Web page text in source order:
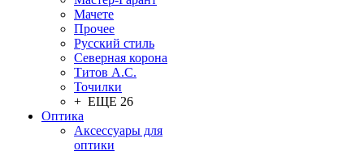
Мачете
Прочее
Русский стиль
Северная корона
Титов А.С.
Точилки
+ ЕЩЕ 26
Оптика
Аксессуары для
оптики